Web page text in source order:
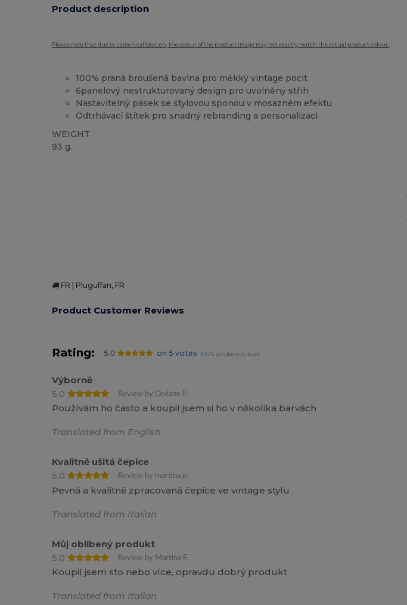
Product description
Please note that due to screen calibration, the colour of the product image may not exactly match the actual product colour.
100% praná broušená bavlna pro měkký vintage pocit
6panelový nestrukturovaný design pro uvolněný střih
Nastavitelný pásek se stylovou sponou v mosazném efektu
Odtrhávací štítek pro snadný rebranding a personalizaci
WEIGHT
93 g.
FR | Pluguffan, FR
Product Customer Reviews
Rating: 5.0 on 5 votes 9371 prodaných kusů
Výborně
5.0
Review by Océane E.
Používám ho často a koupil jsem si ho v několika barvách
Translated from English
Kvalitně ušitá čepice
5.0
Review by martina p.
Pevná a kvalitně zpracovaná čepice ve vintage stylu
Translated from Italian
Můj oblíbený produkt
5.0
Review by Martina F.
Koupil jsem sto nebo více, opravdu dobrý produkt
Translated from Italian